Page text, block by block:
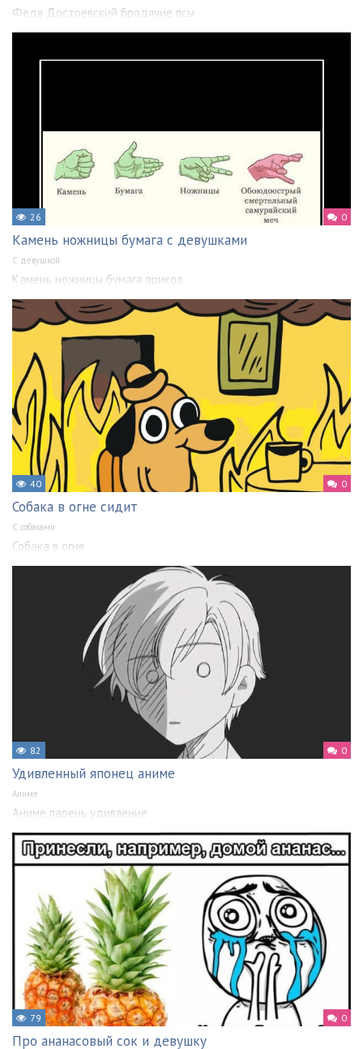
Федя Достоевский бродячие псы
26 0
Камень ножницы бумага с девушками
С девушкой
Камень ножницы бумага прикол
40 0
Собака в огне сидит
С собаками
Собака в огне
82 0
Удивленный японец аниме
Аниме
Аниме парень удивление
79 0
Про ананасовый сок и девушку